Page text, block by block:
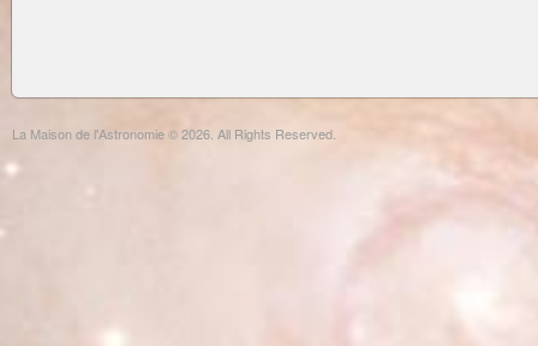
La Maison de l'Astronomie © 2026. All Rights Reserved.